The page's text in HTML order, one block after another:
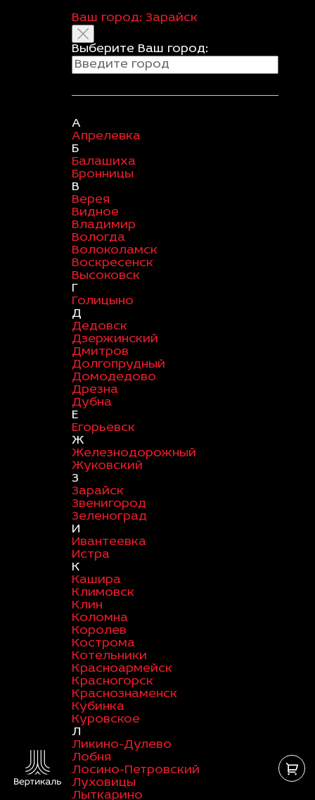
Ваш город: Зарайск
Выберите Ваш город:
А
Апрелевка
Б
Балашиха
Бронницы
В
Верея
Видное
Владимир
Вологда
Волоколамск
Воскресенск
Высоковск
Г
Голицыно
Д
Дедовск
Дзержинский
Дмитров
Долгопрудный
Домодедово
Дрезна
Дубна
Е
Егорьевск
Ж
Железнодорожный
Жуковский
З
Зарайск
Звенигород
Зеленоград
И
Ивантеевка
Истра
К
Кашира
Климовск
Клин
Коломна
Королев
Кострома
Котельники
Красноармейск
Красногорск
Краснознаменск
Кубинка
Куровское
Л
Ликино-Дулево
Лобня
Лосино-Петровский
Луховицы
Лыткарино